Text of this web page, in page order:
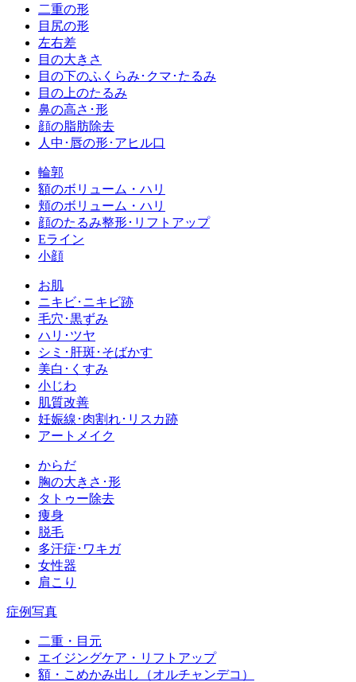
二重の形
目尻の形
左右差
目の大きさ
目の下のふくらみ･クマ･たるみ
目の上のたるみ
鼻の高さ･形
顔の脂肪除去
人中･唇の形･アヒル口
輪郭
額のボリューム・ハリ
頬のボリューム・ハリ
顔のたるみ整形･リフトアップ
Eライン
小顔
お肌
ニキビ･ニキビ跡
毛穴･黒ずみ
ハリ･ツヤ
シミ･肝斑･そばかす
美白･くすみ
小じわ
肌質改善
妊娠線･肉割れ･リスカ跡
アートメイク
からだ
胸の大きさ･形
タトゥー除去
痩身
脱毛
多汗症･ワキガ
女性器
肩こり
症例写真
二重・目元
エイジングケア・リフトアップ
額・こめかみ出し（オルチャンデコ）